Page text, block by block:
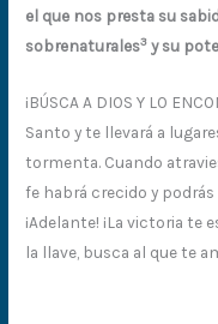
el que nos presta su
sobrenaturales3 y su
¡BÚSCA A DIOS Y LO
Santo y te llevará a
tormenta. Cuando
fe habrá crecido y
¡Adelante! ¡La victoria te
la llave, busca al que te